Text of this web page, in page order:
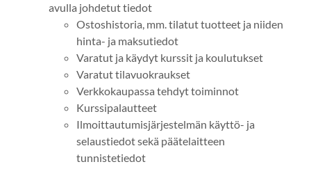
avulla johdetut tiedot
Ostoshistoria, mm. tilatut tuotteet ja niiden
hinta- ja maksutiedot
Varatut ja käydyt kurssit ja koulutukset
Varatut tilavuokraukset
Verkkokaupassa tehdyt toiminnot
Kurssipalautteet
Ilmoittautumisjärjestelmän käyttö- ja
selaustiedot sekä päätelaitteen
tunnistetiedot